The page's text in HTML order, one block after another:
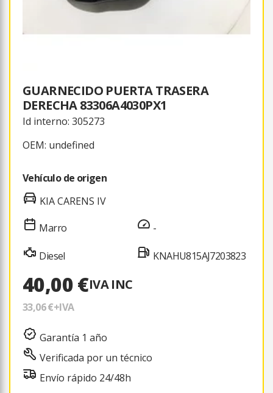
GUARNECIDO PUERTA TRASERA
DERECHA 83306A4030PX1
Id interno: 305273
OEM: undefined
Vehículo de origen
KIA CARENS IV
Marro
Diesel
-
KNAHU815AJ7203823
40,00 €IVA INC
33,06 €+IVA
Garantía 1 año
Verificada por un técnico
Envío rápido 24/48h